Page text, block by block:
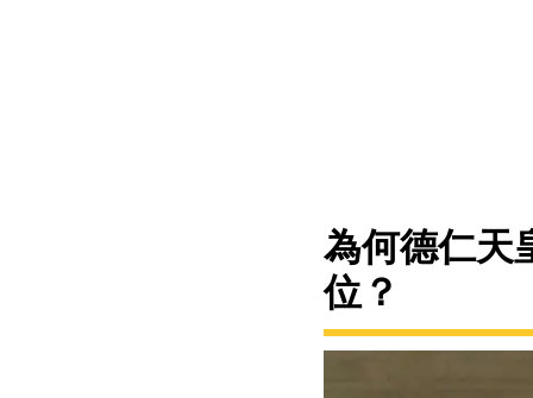
為何德仁天
位？